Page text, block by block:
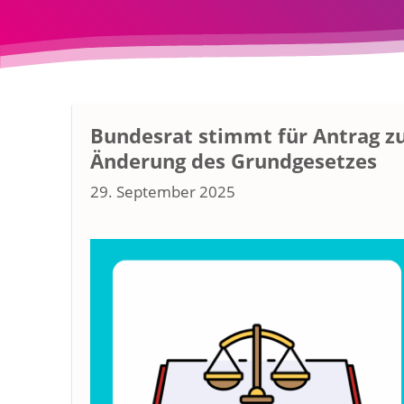
Bundesrat stimmt für Antrag
Änderung des Grundgesetzes
29. September 2025